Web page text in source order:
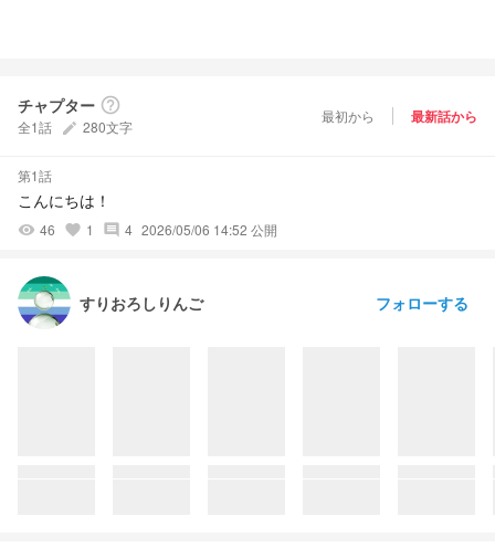
チャプター help_outline
全1話 create 280文字
最初から 最新話から
第1話
こんにちは！
visibility 46 favorite 1 comment 4 2026/05/06 14:52 公開
すりおろしりんご フォローする